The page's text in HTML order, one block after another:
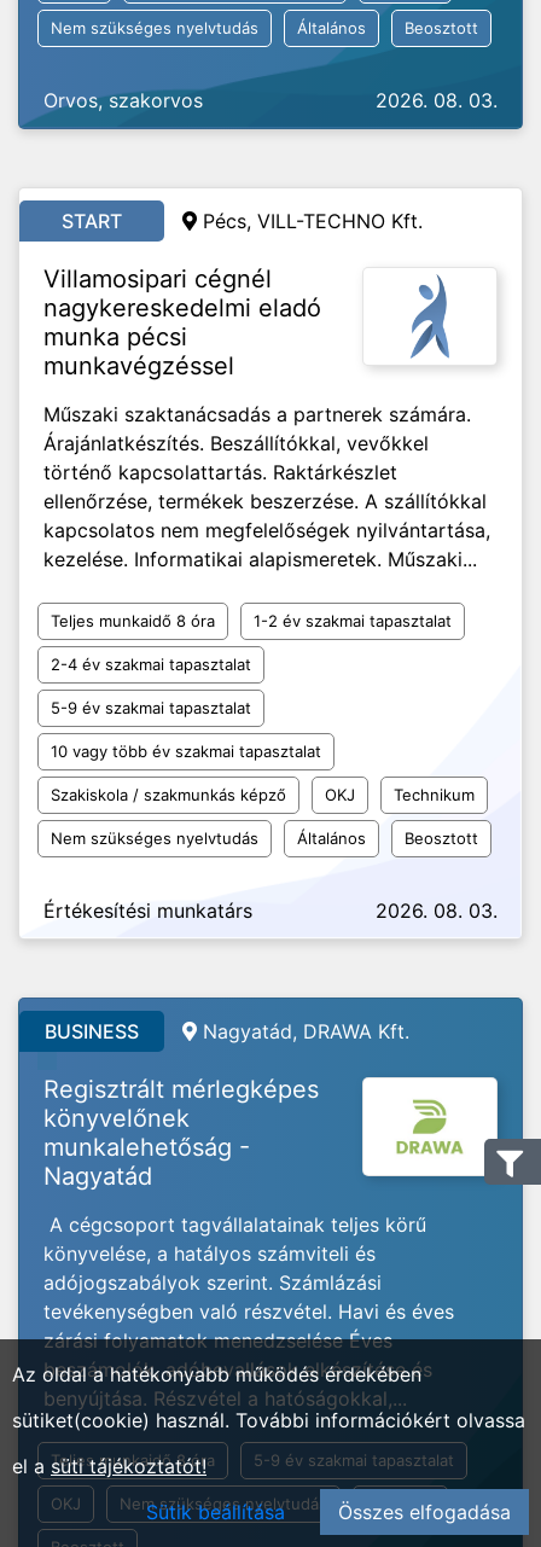
Nem szükséges nyelvtudás Általános Beosztott
Orvos, szakorvos 2026. 08. 03.
START Pécs, VILL-TECHNO Kft.
Villamosipari cégnél
nagykereskedelmi eladó
munka pécsi
munkavégzéssel
Műszaki szaktanácsadás a partnerek számára.
Árajánlatkészítés. Beszállítókkal, vevőkkel
történő kapcsolattartás. Raktárkészlet
ellenőrzése, termékek beszerzése. A szállítókkal
kapcsolatos nem megfelelőségek nyilvántartása,
kezelése. Informatikai alapismeretek. Műszaki...
Teljes munkaidő 8 óra 1-2 év szakmai tapasztalat
2-4 év szakmai tapasztalat
5-9 év szakmai tapasztalat
10 vagy több év szakmai tapasztalat
Szakiskola / szakmunkás képző OKJ Technikum
Nem szükséges nyelvtudás Általános Beosztott
Értékesítési munkatárs 2026. 08. 03.
BUSINESS Nagyatád, DRAWA Kft.
Regisztrált mérlegképes
könyvelőnek
munkalehetőság -
Nagyatád
A cégcsoport tagvállalatainak teljes körű
könyvelése, a hatályos számviteli és
adójogszabályok szerint. Számlázási
tevékenységben való részvétel. Havi és éves
zárási folyamatok menedzselése Éves
beszámolók, adóbevallások elkészítése és
benyújtása. Részvétel a hatóságokkal,...
Teljes munkaidő 8 óra 5-9 év szakmai tapasztalat
OKJ Nem szükséges nyelvtudás Általános
Az oldal a hatékonyabb működés érdekében
sütiket(cookie) használ. További információkért olvassa
el a süti tájékoztatót!
Sütik beállítása
Összes elfogadása